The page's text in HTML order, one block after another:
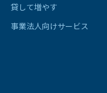
貸して増やす
事業法人向けサービス